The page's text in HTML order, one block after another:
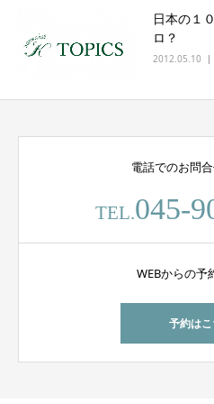
日本の１
ロ？
2012.05.10
電話でのお問
TEL.045-
WEBからの予
予約は